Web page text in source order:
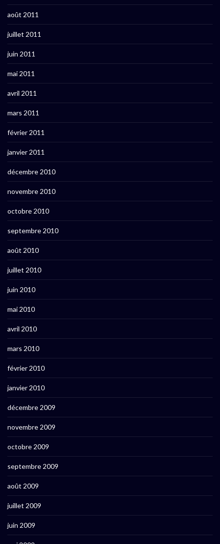
août 2011
juillet 2011
juin 2011
mai 2011
avril 2011
mars 2011
février 2011
janvier 2011
décembre 2010
novembre 2010
octobre 2010
septembre 2010
août 2010
juillet 2010
juin 2010
mai 2010
avril 2010
mars 2010
février 2010
janvier 2010
décembre 2009
novembre 2009
octobre 2009
septembre 2009
août 2009
juillet 2009
juin 2009